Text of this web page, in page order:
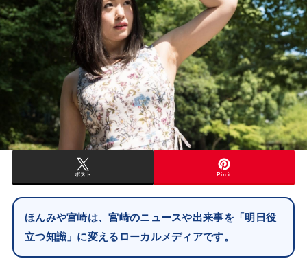
ポスト Pin it
ほんみや宮崎は、宮崎のニュースや出来事を「明日役
立つ知識」に変えるローカルメディアです。